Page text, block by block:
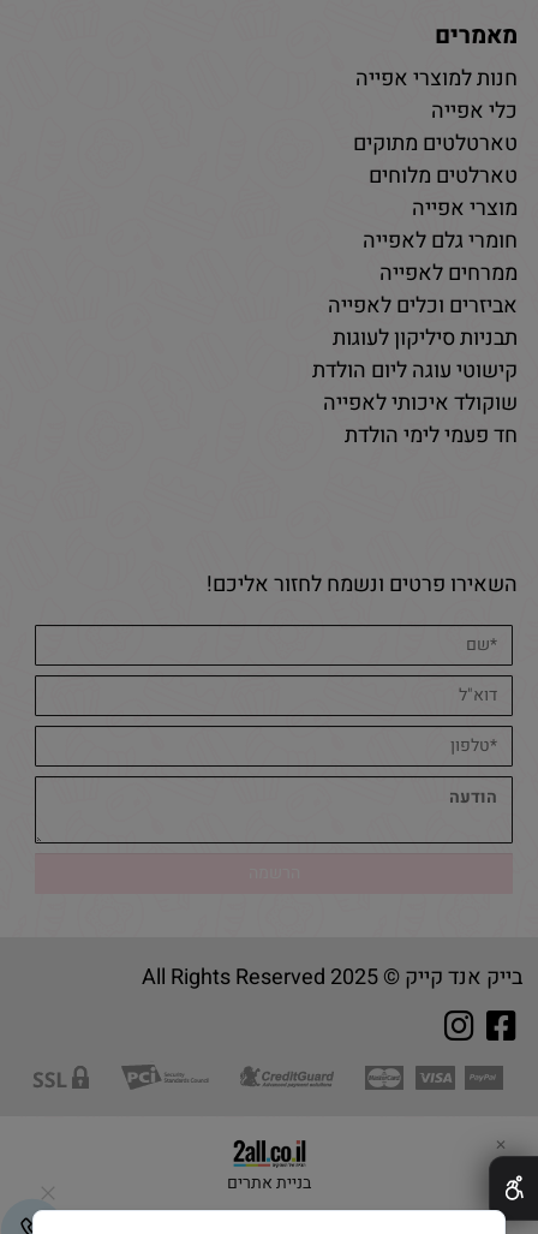
מאמרים
חנות למוצרי אפייה
כלי אפייה
טארטלטים מתוקים
טארלטים מלוחים
מוצרי אפייה
חומרי גלם לאפייה
ממרחים לאפייה
אביזרים וכלים לאפייה
תבניות סיליקון לעוגות
קישוטי עוגה ליום הולדת
שוקולד איכותי לאפייה
חד פעמי לימי הולדת
השאירו פרטים ונשמח לחזור אליכם!
בייק אנד קייק © 2025 All Rights Reserved
בניית אתרים
✕